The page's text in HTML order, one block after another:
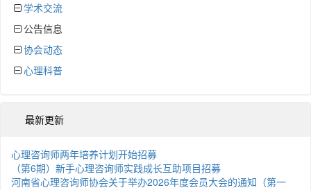
学术交流
公告信息
协会动态
心理科普
最新更新
心理咨询师两年培养计划开始招募
（第6期）新手心理咨询师实践成长互助项目招募
河南省心理咨询师协会关于举办2026年度会员大会的通知（第一